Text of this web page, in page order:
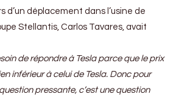
d’un déplacement dans l’usine de
Stellantis, Carlos Tavares, avait
de répondre à Tesla parce que le prix
inférieur à celui de Tesla. Donc pour
pressante, c’est une question